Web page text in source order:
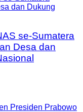
se-Sumatera
Desa dan